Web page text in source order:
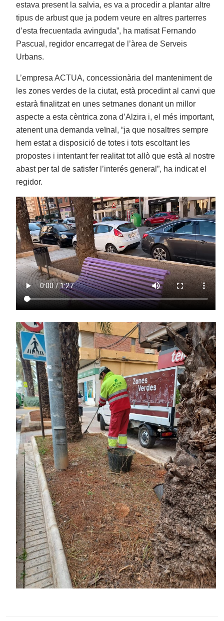
estava present la salvia, es va a procedir a plantar altre
tipus de arbust que ja podem veure en altres parterres
d’esta frecuentada avinguda”, ha matisat Fernando
Pascual, regidor encarregat de l’àrea de Serveis
Urbans.
L’empresa ACTUA, concessionària del manteniment de
les zones verdes de la ciutat, està procedint al canvi que
estarà finalitzat en unes setmanes donant un millor
aspecte a esta cèntrica zona d’Alzira i, el més important,
atenent una demanda veïnal, “ja que nosaltres sempre
hem estat a disposició de totes i tots escoltant les
propostes i intentant fer realitat tot allò que està al nostre
abast per tal de satisfer l’interés general”, ha indicat el
regidor.